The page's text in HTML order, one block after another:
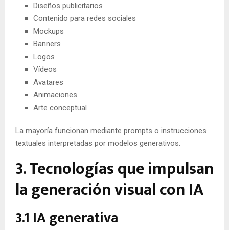
Diseños publicitarios
Contenido para redes sociales
Mockups
Banners
Logos
Vídeos
Avatares
Animaciones
Arte conceptual
La mayoría funcionan mediante prompts o instrucciones
textuales interpretadas por modelos generativos.
3. Tecnologías que impulsan
la generación visual con IA
3.1 IA generativa